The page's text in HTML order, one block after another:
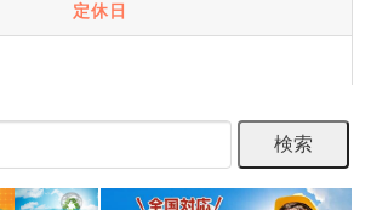
定休日